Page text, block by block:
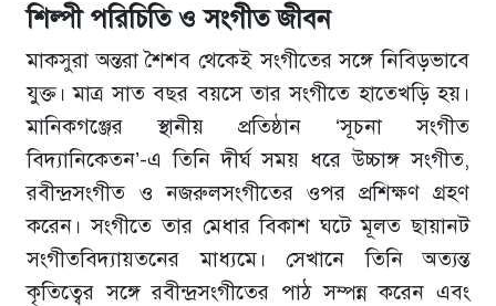
শিল্পী পরিচিতি ও সংগীত জীবন
মাকসুরা অন্তরা শৈশব থেকেই সংগীতের সঙ্গে নিবিড়ভাবে
যুক্ত। মাত্র সাত বছর বয়সে তার সংগীতে হাতেখড়ি হয়।
মানিকগঞ্জের স্থানীয় প্রতিষ্ঠান ‘সূচনা সংগীত
বিদ্যানিকেতন’-এ তিনি দীর্ঘ সময় ধরে উচ্চাঙ্গ সংগীত,
রবীন্দ্রসংগীত ও নজরুলসংগীতের ওপর প্রশিক্ষণ গ্রহণ
করেন। সংগীতে তার মেধার বিকাশ ঘটে মূলত ছায়ানট
সংগীতবিদ্যায়তনের মাধ্যমে। সেখানে তিনি অত্যন্ত
কৃতিত্বের সঙ্গে রবীন্দ্রসংগীতের পাঠ সম্পন্ন করেন এবং